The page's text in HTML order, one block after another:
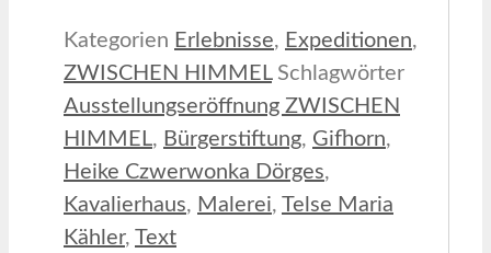
Kategorien Erlebnisse, Expeditionen,
ZWISCHEN HIMMEL Schlagwörter
Ausstellungseröffnung ZWISCHEN
HIMMEL, Bürgerstiftung, Gifhorn,
Heike Czwerwonka Dörges,
Kavalierhaus, Malerei, Telse Maria
Kähler, Text